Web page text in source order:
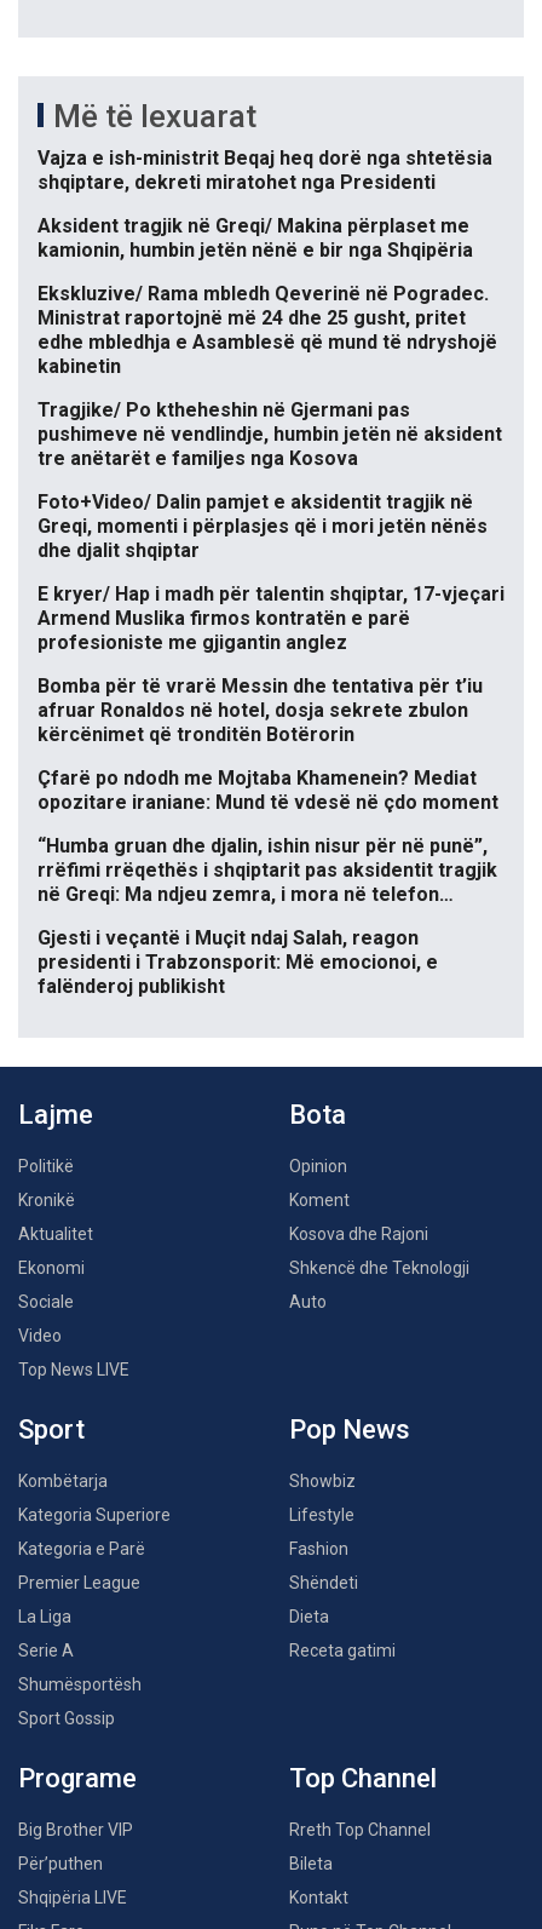
Më të lexuarat
Vajza e ish-ministrit Beqaj heq dorë nga shtetësia
shqiptare, dekreti miratohet nga Presidenti
Aksident tragjik në Greqi/ Makina përplaset me
kamionin, humbin jetën nënë e bir nga Shqipëria
Ekskluzive/ Rama mbledh Qeverinë në Pogradec.
Ministrat raportojnë më 24 dhe 25 gusht, pritet
edhe mbledhja e Asamblesë që mund të ndryshojë
kabinetin
Tragjike/ Po ktheheshin në Gjermani pas
pushimeve në vendlindje, humbin jetën në aksident
tre anëtarët e familjes nga Kosova
Foto+Video/ Dalin pamjet e aksidentit tragjik në
Greqi, momenti i përplasjes që i mori jetën nënës
dhe djalit shqiptar
E kryer/ Hap i madh për talentin shqiptar, 17-vjeçari
Armend Muslika firmos kontratën e parë
profesioniste me gjigantin anglez
Bomba për të vrarë Messin dhe tentativa për t’iu
afruar Ronaldos në hotel, dosja sekrete zbulon
kërcënimet që tronditën Botërorin
Çfarë po ndodh me Mojtaba Khamenein? Mediat
opozitare iraniane: Mund të vdesë në çdo moment
“Humba gruan dhe djalin, ishin nisur për në punë”,
rrëfimi rrëqethës i shqiptarit pas aksidentit tragjik
në Greqi: Ma ndjeu zemra, i mora në telefon…
Gjesti i veçantë i Muçit ndaj Salah, reagon
presidenti i Trabzonsporit: Më emocionoi, e
falënderoj publikisht
Lajme
Politikë
Kronikë
Aktualitet
Ekonomi
Sociale
Video
Top News LIVE
Bota
Opinion
Koment
Kosova dhe Rajoni
Shkencë dhe Teknologji
Auto
Sport
Kombëtarja
Kategoria Superiore
Kategoria e Parë
Premier League
La Liga
Serie A
Shumësportësh
Sport Gossip
Pop News
Showbiz
Lifestyle
Fashion
Shëndeti
Dieta
Receta gatimi
Programe
Big Brother VIP
Për’puthen
Shqipëria LIVE
Top Channel
Rreth Top Channel
Bileta
Kontakt